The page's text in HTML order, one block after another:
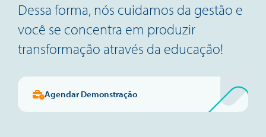
Dessa forma, nós cuidamos da gestão e
você se concentra em produzir
transformação através da educação!
Agendar Demonstração